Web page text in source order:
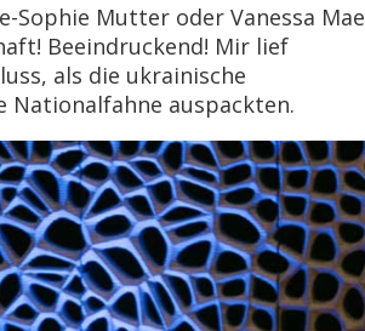
Sophie Mutter oder Vanessa Mae
Beeindruckend! Mir lief
als die ukrainische
Nationalfahne auspackten.